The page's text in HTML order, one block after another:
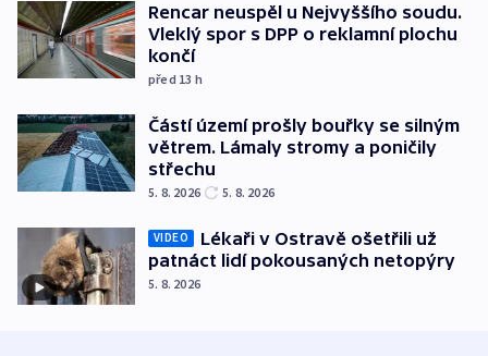
Rencar neuspěl u Nejvyššího soudu.
Vleklý spor s DPP o reklamní plochu
končí
před 13 h
Částí území prošly bouřky se silným
větrem. Lámaly stromy a poničily
střechu
5. 8. 2026 5. 8. 2026
VIDEO
Lékaři v Ostravě ošetřili už
patnáct lidí pokousaných netopýry
5. 8. 2026